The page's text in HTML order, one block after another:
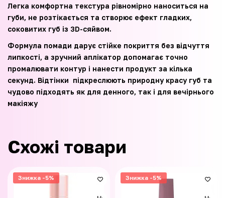
Легка комфортна текстура рівномірно наноситься на
губи, не розтікається та створює ефект гладких,
соковитих губ із 3D-сяйвом.
Формула помади дарує стійке покриття без відчуття
липкості, а зручний аплікатор допомагає точно
промалювати контур і нанести продукт за кілька
секунд. Відтінки підкреслюють природну красу губ та
чудово підходять як для денного, так і для вечірнього
макіяжу
Схожі товари
Знижка -5% Знижка -5%